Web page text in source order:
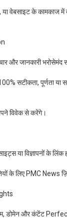
या वेबसाइट के कामकाज में
और जानकारी भरोसेमंद
सटीकता, पूर्णता या
विवेक से करेंगे।
या विज्ञापनों के
के लिए PMC News
डोमेन और कंटेंट